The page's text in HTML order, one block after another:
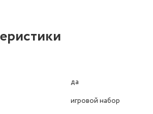
да
игровой набор